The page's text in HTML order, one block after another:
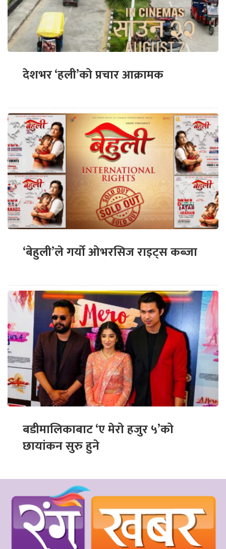
देशभर ‘हली’को प्रचार आक्रामक
‘बेहुली’ले गर्यो ओभरसिज राइट्स कब्जा
बडीमालिकाबाट ‘ए मेरो हजुर ५’को
छायांकन सुरु हुने